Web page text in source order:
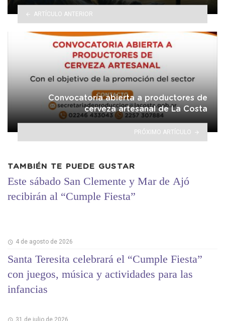
ARTÍCULO ANTERIOR
Convocatoria abierta a productores de
cerveza artesanal de La Costa
PRÓXIMO ARTÍCULO
TAMBIÉN TE PUEDE GUSTAR
Este sábado San Clemente y Mar de Ajó
recibirán al “Cumple Fiesta”
4 de agosto de 2026
Santa Teresita celebrará el “Cumple Fiesta”
con juegos, música y actividades para las
infancias
31 de julio de 2026